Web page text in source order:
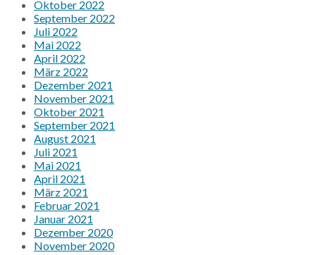
Oktober 2022
September 2022
Juli 2022
Mai 2022
April 2022
März 2022
Dezember 2021
November 2021
Oktober 2021
September 2021
August 2021
Juli 2021
Mai 2021
April 2021
März 2021
Februar 2021
Januar 2021
Dezember 2020
November 2020